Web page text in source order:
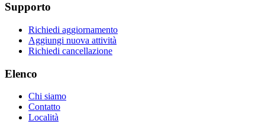
Supporto
Richiedi aggiornamento
Aggiungi nuova attività
Richiedi cancellazione
Elenco
Chi siamo
Contatto
Località